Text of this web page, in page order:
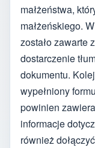
małżeństwa,
małżeńskiego.
zostało zawarte
dostarczenie
dokumentu.
wypełniony
powinien
informacje
również